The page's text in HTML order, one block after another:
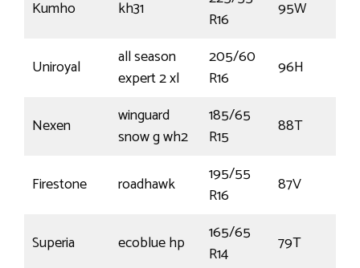
Kumho kh31
R16
95W
Uniroyal
all season
expert 2 xl
205/60
R16
96H
Nexen
winguard
snow g wh2
185/65
R15
88T
Firestone roadhawk
195/55
R16
87V
Superia ecoblue hp
165/65
R14
79T